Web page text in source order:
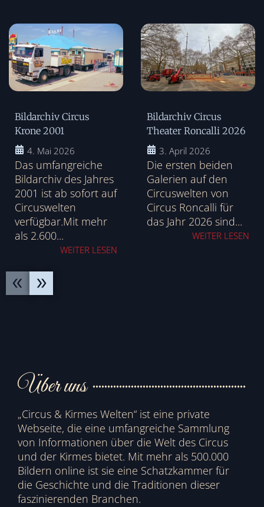
Bildarchiv Circus
Krone 2001
4. Mai 2026
Das umfangreiche
Bildarchiv des Jahres
2001 ist ab sofort auf
Circuswelten
verfügbar.Mit mehr
als 2.600...
WEITER LESEN
Bildarchiv Circus
Theater Roncalli 2026
3. April 2026
Die ersten beiden
Galerien auf den
Circuswelten von
Circus Roncalli für
das Jahr 2026 sind...
WEITER LESEN
Über uns
„Circus & Kirmes Welten“ ist eine private
Webseite, die eine umfangreiche Sammlung
von Informationen über die Welt des Circus
und der Kirmes bietet. Mit mehr als 500.000
Bildern online ist sie eine Schatzkammer für
die Geschichte und die Traditionen dieser
faszinierenden Branchen.